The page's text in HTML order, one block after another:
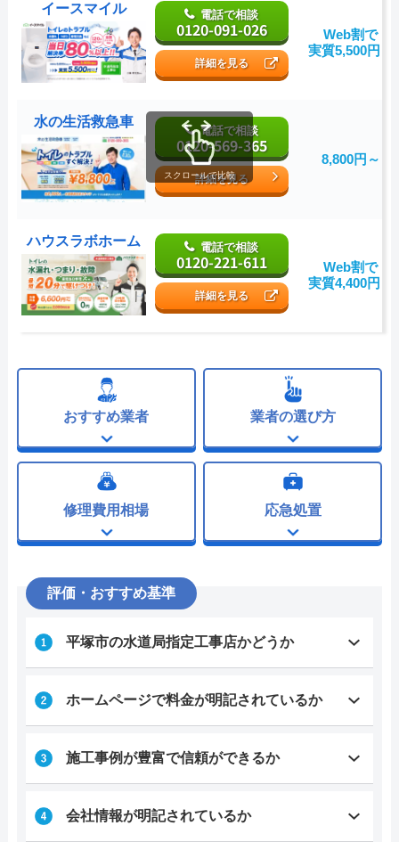
イースマイル 電話で相談
0120-091-026
詳細を見る
Web割で
実質5,500円～
水の生活救急車
電話で相談
0120-569-365
詳細を見る
8,800円～
ハウスラボホーム 電話で相談
0120-221-611
詳細を見る
Web割で
実質4,400円～
スクロールで比較
おすすめ業者 業者の選び方
修理費用相場 応急処置
評価・おすすめ基準
平塚市の水道局指定工事店かどうか
ホームページで料金が明記されているか
施工事例が豊富で信頼ができるか
会社情報が明記されているか